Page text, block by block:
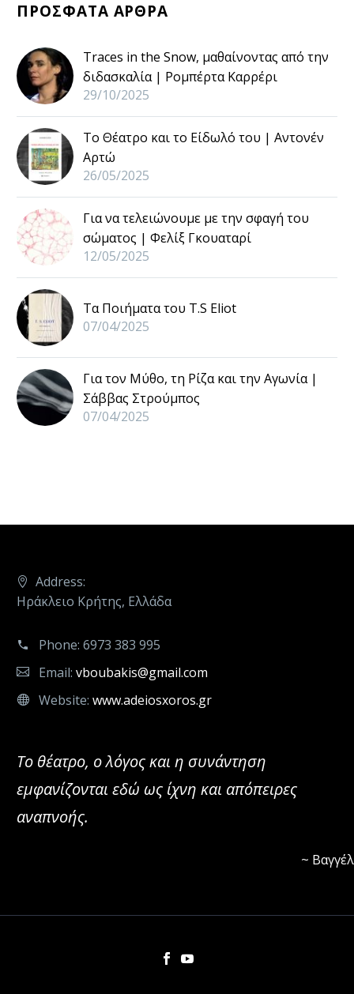
Μιχαήλ Μπακούνιν
Παιδείας.
ΠΡΟΣΦΑΤΑ ΑΡΘΡΑ
Traces in the Snow, μαθαίνοντας από την
διδασκαλία | Ρομπέρτα Καρρέρι
29/10/2025
Το Θέατρο και το Είδωλό του | Αντονέν
Αρτώ
26/05/2025
Για να τελειώνουμε με την σφαγή του
σώματος | Φελίξ Γκουαταρί
12/05/2025
Τα Ποιήματα του T.S Eliot
07/04/2025
Για τον Μύθο, τη Ρίζα και την Αγωνία |
Σάββας Στρούμπος
07/04/2025
Address:
Ηράκλειο Κρήτης, Ελλάδα
Phone: 6973 383 995
Email: vboubakis@gmail.com
Website: www.adeiosxoros.gr
Το θέατρο, ο λόγος και η συνάντηση
εμφανίζονται εδώ ως ίχνη και απόπειρες
αναπνοής.
~